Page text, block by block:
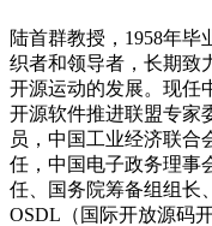
陆首群教授，1958年毕
织者和领导者，长期致
开源运动的发展。现任
开源软件推进联盟专家
员，中国工业经济联合
任，中国电子政务理事
任、国务院筹备组组长
OSDL（国际开放源码